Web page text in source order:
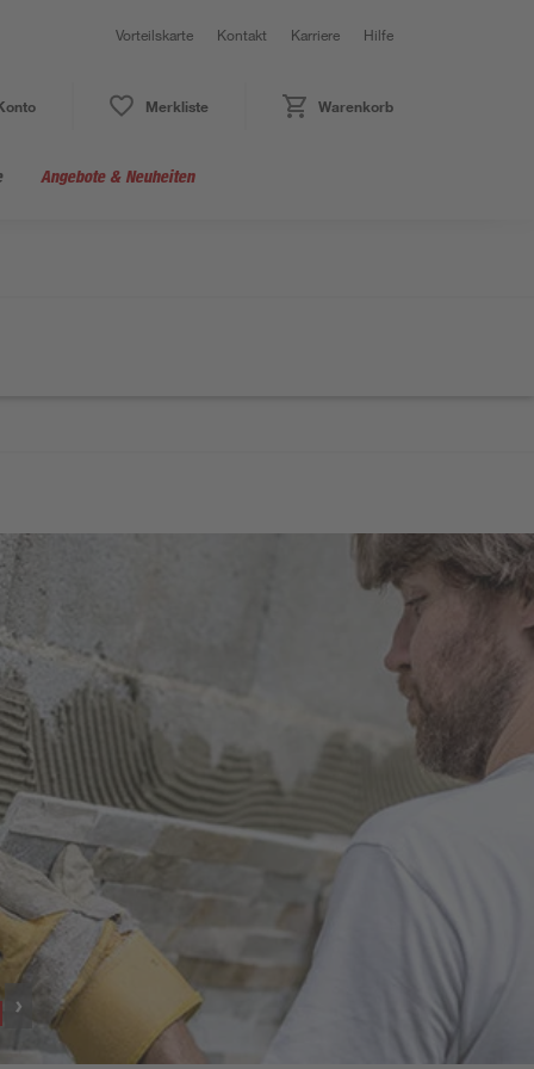
Vorteilskarte Kontakt Karriere Hilfe
Merkliste Warenkorb
Angebote & Neuheiten